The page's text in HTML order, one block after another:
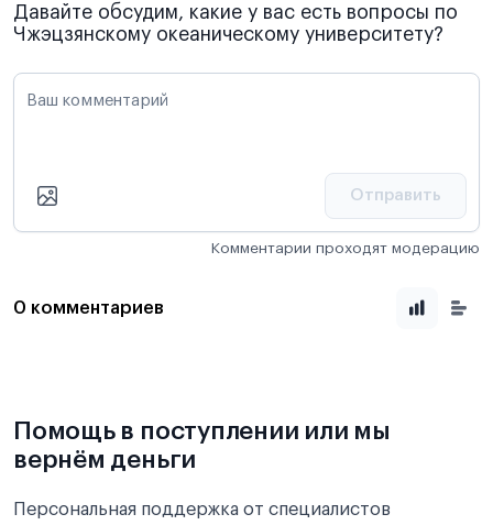
Давайте обсудим, какие у вас есть вопросы по
Чжэцзянскому океаническому университету?
Ваш комментарий
Отправить
Комментарии проходят модерацию
0 комментариев
Помощь в поступлении или мы
вернём деньги
Персональная поддержка от специалистов